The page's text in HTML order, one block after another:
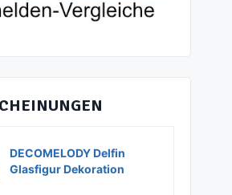
DECOMELODY Delfin
Glasfigur Dekoration